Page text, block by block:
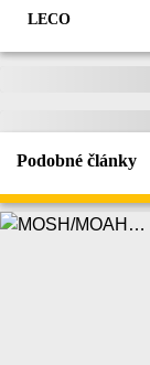
LECO
Podobné články